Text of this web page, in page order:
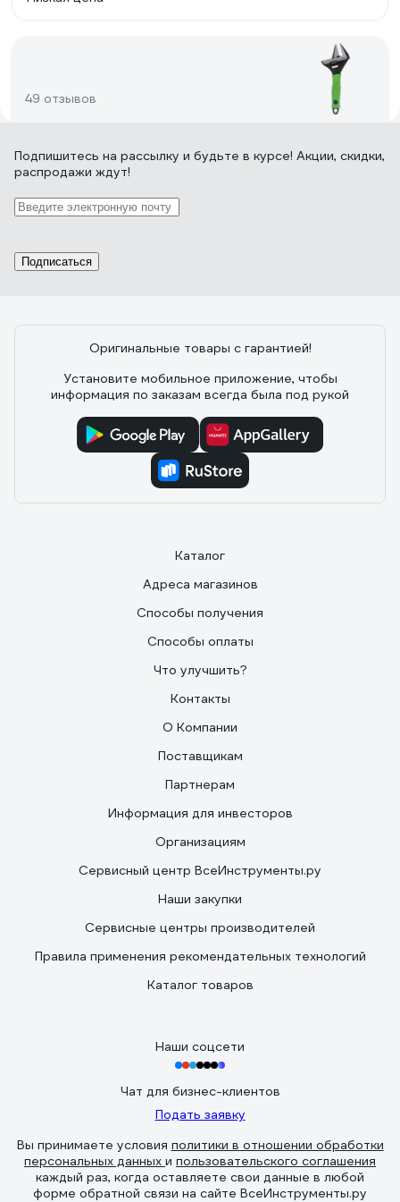
49 отзывов
Отзыв о СИБРТЕХ 15533
Иван
люфты есть, но в 2 раза меньше чем у ключа "Союз"
уже в середине 9мм, у основания 10мм , ширина
раскрытия почти 36мм, общая длинна 165мм, покупал
12 отзывов
Отзыв о SKYWAY S04304001
Никита С. 04.02.2024
Дешёвый, крепкий ключ
Подпишитесь на рассылку и будьте в курсе! Акции, скидки,
распродажи ждут!
Подписаться
Оригинальные товары с гарантией!
Установите мобильное приложение, чтобы
информация по заказам всегда была под рукой
Каталог
Адреса магазинов
Способы получения
Способы оплаты
Что улучшить?
Контакты
О Компании
Поставщикам
Партнерам
Информация для инвесторов
Организациям
Сервисный центр ВсеИнструменты.ру
Наши закупки
Сервисные центры производителей
Правила применения рекомендательных технологий
Каталог товаров
Наши соцсети
Чат для бизнес-клиентов
Подать заявку
Вы принимаете условия политики в отношении обработки
персональных данных и пользовательского соглашения
каждый раз, когда оставляете свои данные в любой
форме обратной связи на сайте ВсеИнструменты.ру